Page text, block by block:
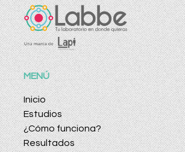
MENÚ
Inicio
Estudios
¿Cómo funciona?
Resultados